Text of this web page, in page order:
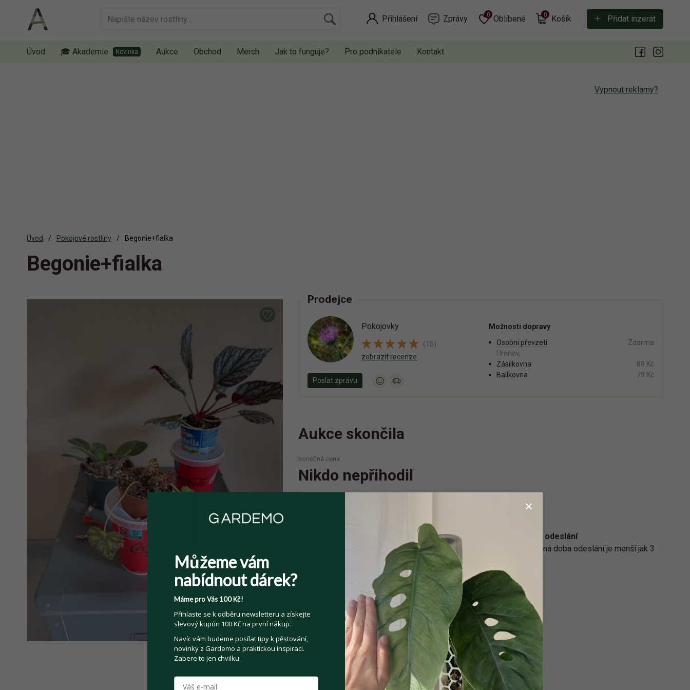
Přihlášení Zprávy Oblíbené
0 Košík
0 Přidat inzerát
Úvod 🎓 Akademie Aukce Obchod Merch Jak to funguje? Pro podnikatele Kontakt
Vypnout reklamy?
Úvod Pokojové rostliny Begonie+fialka
Begonie+fialka
Prodejce
Pokojovky
(15)
zobrazit recenze
Poslat zprávu
Možnosti dopravy
Osobní převzetí
Hronov,
Zdarma
Zásilkovna
89 Kč
Balíkovna
79 Kč
Aukce skončila
konečná cena
Nikdo nepřihodil
Prodejce má více jak 10 pozitivních
Rychlé odeslání
Průměrná doba odeslání je menší jak 3
Sdílejte na:
Twitter Email
Pokojové rostliny
Můžeme vám
nabídnout dárek?
Máme pro Vás 100 Kč!
Přihlaste se k odběru newsletteru a získejte
slevový kupón 100 Kč na první nákup.
Navíc vám budeme posílat tipy k pěstování,
novinky z Gardemo a praktickou inspiraci.
Zabere to jen chvilku.